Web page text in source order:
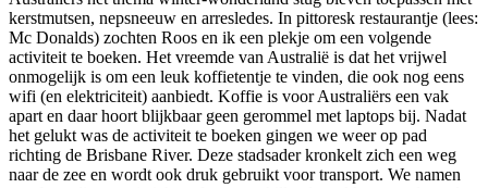
kerstmutsen, nepsneeuw en arresledes. In pittoresk restaurantje (lees:
Mc Donalds) zochten Roos en ik een plekje om een volgende
activiteit te boeken. Het vreemde van Australië is dat het vrijwel
onmogelijk is om een leuk koffietentje te vinden, die ook nog eens
wifi (en elektriciteit) aanbiedt. Koffie is voor Australiërs een vak
apart en daar hoort blijkbaar geen gerommel met laptops bij. Nadat
het gelukt was de activiteit te boeken gingen we weer op pad
richting de Brisbane River. Deze stadsader kronkelt zich een weg
naar de zee en wordt ook druk gebruikt voor transport. We namen